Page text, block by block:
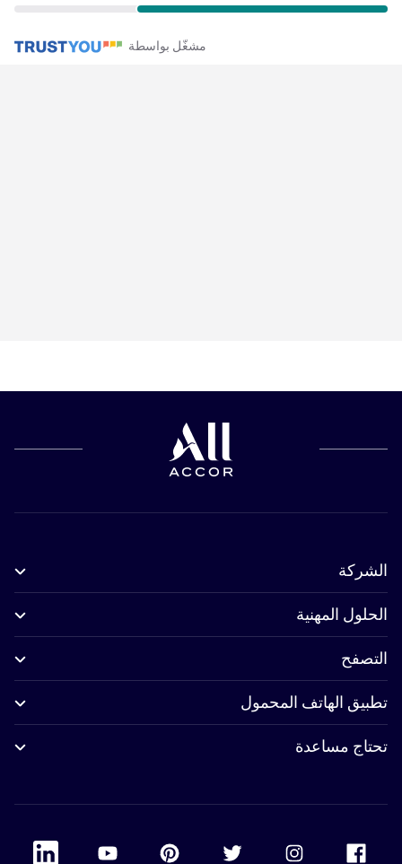
مشغّل بواسطة
الشركة
الحلول المهنية
التصفح
تطبيق الهاتف المحمول
تحتاج مساعدة
Accor Facebook
Accor Twitter
Accor Pinterest
Accor Youtube
Linkedin